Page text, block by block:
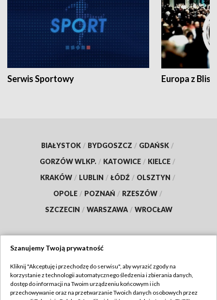
Serwis Sportowy Europa z
BIAŁYSTOK / BYDGOSZCZ / GDAŃSK /
GORZÓW WLKP. / KATOWICE / KIELCE /
KRAKÓW / LUBLIN / ŁÓDŹ / OLSZTYN /
OPOLE / POZNAŃ / RZESZÓW /
SZCZECIN / WARSZAWA / WROCŁAW
TVP
Abonament TVP
Regulamin TVP
Szanujemy Twoją prywatność
Kliknij "Akceptuję i przechodzę do serwisu", aby wyrazić zgody na
korzystanie z technologii automatycznego śledzenia i zbierania danych,
dostęp do informacji na Twoim urządzeniu końcowym i ich
przechowywanie oraz na przetwarzanie Twoich danych osobowych przez